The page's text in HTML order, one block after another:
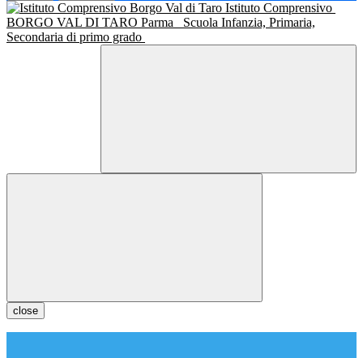
Istituto Comprensivo
BORGO VAL DI TARO Parma
Scuola Infanzia, Primaria,
Secondaria di primo grado
close